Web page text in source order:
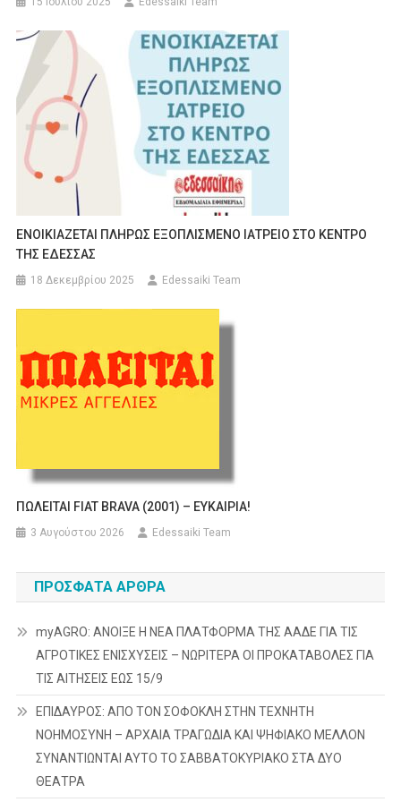
ΕΝΟΙΚΙΑΖΕΤΑΙ ΠΛΗΡΩΣ ΕΞΟΠΛΙΣΜΕΝΟ ΙΑΤΡΕΙΟ ΣΤΟ ΚΕΝΤΡΟ
ΤΗΣ ΕΔΕΣΣΑΣ
18 Δεκεμβρίου 2025 Edessaiki Team
ΠΩΛΕΙΤΑΙ FIAT BRAVA (2001) – ΕΥΚΑΙΡΙΑ!
3 Αυγούστου 2026 Edessaiki Team
ΠΡΌΣΦΑΤΑ ΆΡΘΡΑ
myAGRO: ΑΝΟΙΞΕ Η ΝΕΑ ΠΛΑΤΦΟΡΜΑ ΤΗΣ ΑΑΔΕ ΓΙΑ ΤΙΣ
ΑΓΡΟΤΙΚΕΣ ΕΝΙΣΧΥΣΕΙΣ – ΝΩΡΙΤΕΡΑ ΟΙ ΠΡΟΚΑΤΑΒΟΛΕΣ ΓΙΑ
ΤΙΣ ΑΙΤΗΣΕΙΣ ΕΩΣ 15/9
ΕΠΙΔΑΥΡΟΣ: ΑΠΟ ΤΟΝ ΣΟΦΟΚΛΗ ΣΤΗΝ ΤΕΧΝΗΤΗ
ΝΟΗΜΟΣΥΝΗ – ΑΡΧΑΙΑ ΤΡΑΓΩΔΙΑ ΚΑΙ ΨΗΦΙΑΚΟ ΜΕΛΛΟΝ
ΣΥΝΑΝΤΙΩΝΤΑΙ ΑΥΤΟ ΤΟ ΣΑΒΒΑΤΟΚΥΡΙΑΚΟ ΣΤΑ ΔΥΟ
ΘΕΑΤΡΑ